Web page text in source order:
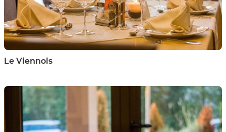
Le Viennois